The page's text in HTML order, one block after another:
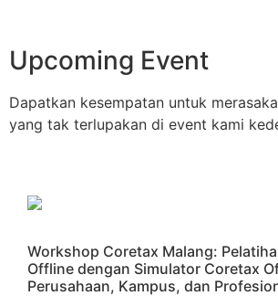
Upcoming Event
Dapatkan kesempatan untuk
yang tak terlupakan di event kami
Workshop Coretax Malang:
Offline dengan Simulator Coretax
Perusahaan, Kampus, dan